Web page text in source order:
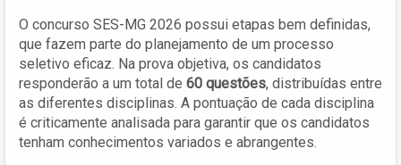
O concurso SES-MG 2026 possui etapas bem definidas,
que fazem parte do planejamento de um processo
seletivo eficaz. Na prova objetiva, os candidatos
responderão a um total de 60 questões, distribuídas entre
as diferentes disciplinas. A pontuação de cada disciplina
é criticamente analisada para garantir que os candidatos
tenham conhecimentos variados e abrangentes.